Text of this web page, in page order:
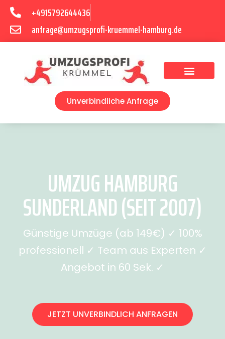
+4915792644436
anfrage@umzugsprofi-kruemmel-hamburg.de
Unverbindliche Anfrage
UMZUG HAMBURG
SUNDERLAND (SEIT 2007)
Günstige Umzüge (ab 149€) ✓ 100%
professionell ✓ Team aus Experten ✓
Angebot in 60 Sek. ✓
JETZT UNVERBINDLICH ANFRAGEN